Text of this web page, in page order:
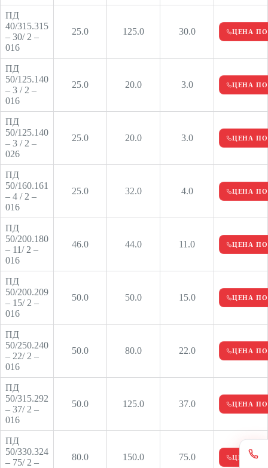
ПД
40/315.315
– 30/ 2 –
016
25.0 125.0 30.0 ЦЕНА
ПД
50/125.140
– 3 / 2 –
016
25.0 20.0 3.0 ЦЕНА
ПД
50/125.140
– 3 / 2 –
026
25.0 20.0 3.0 ЦЕНА
ПД
50/160.161
– 4 / 2 –
016
25.0 32.0 4.0 ЦЕНА
ПД
50/200.180
– 11/ 2 –
016
46.0 44.0 11.0 ЦЕНА
ПД
50/200.209
– 15/ 2 –
016
50.0 50.0 15.0 ЦЕНА
ПД
50/250.240
– 22/ 2 –
016
50.0 80.0 22.0 ЦЕНА
ПД
50/315.292
– 37/ 2 –
016
50.0 125.0 37.0 ЦЕНА
ПД
50/330.324
– 75/ 2 –
80.0 150.0 75.0 ЦЕНА